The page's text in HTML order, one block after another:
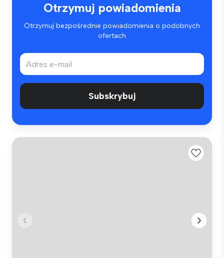
Otrzymuj powiadomienia
Otrzymuj bezpośrednie powiadomienia o podobnych
ofertach
Subskrybuj